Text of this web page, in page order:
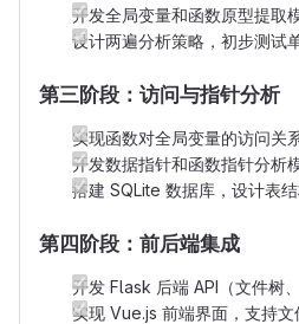
开发全局变量和函数原型提取模
设计两遍分析策略，初步测试
第三阶段：访问与指针分析
实现函数对全局变量的访问关
开发数据指针和函数指针分析模
搭建 SQLite 数据库，设计表结
第四阶段：前后端集成
开发 Flask 后端 API（文件树
实现 Vue.js 前端界面，支持文